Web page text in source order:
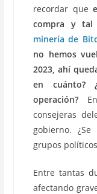
recordar que
compra y tal
minería de
no hemos
2023, ahí
en cuánto?
operación?
consejeras
gobierno.
grupos
Entre tantas
afectando